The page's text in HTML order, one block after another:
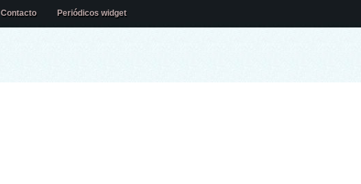
Contacto Periódicos widget